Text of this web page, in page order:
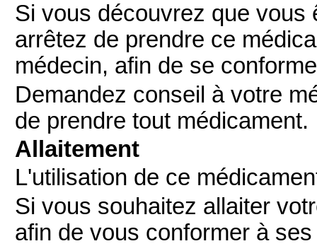
Si vous découvrez que vous
arrêtez de prendre ce
médecin, afin de se
Demandez conseil à votre
de prendre tout médicament.
Allaitement
L'utilisation de ce
Si vous souhaitez allaiter
afin de vous conformer à